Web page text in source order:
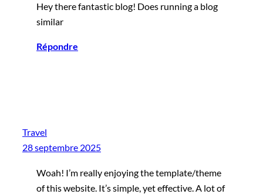
Hey there fantastic blog! Does running a blog
similar
Répondre
Travel
28 septembre 2025
Woah! I’m really enjoying the template/theme
of this website. It’s simple, yet effective. A lot of